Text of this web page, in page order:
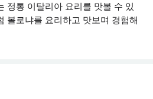
정통 이탈리아 요리를 맛볼 수 있
볼로냐를 요리하고 맛보며 경험해